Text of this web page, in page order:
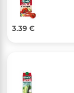
3.39 €